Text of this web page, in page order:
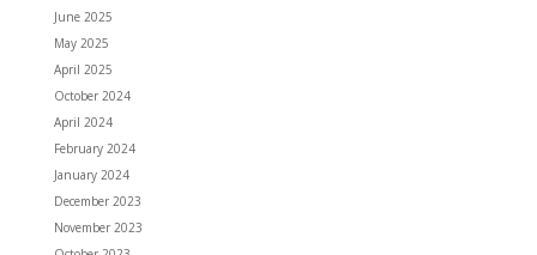
June 2025
May 2025
April 2025
October 2024
April 2024
February 2024
January 2024
December 2023
November 2023